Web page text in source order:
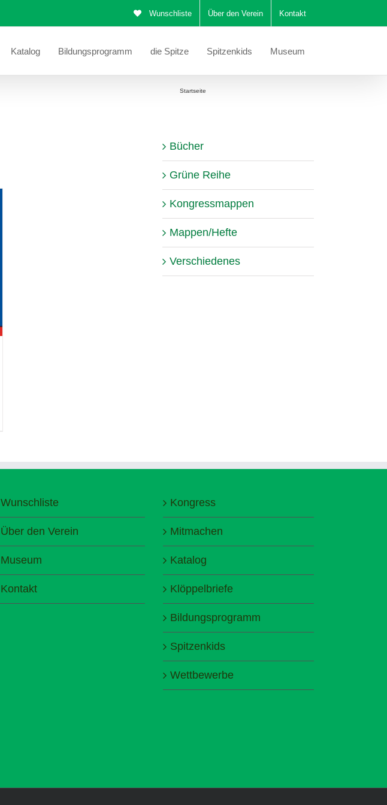
Wunschliste Über den Verein Kontakt
Katalog Bildungsprogramm die Spitze Spitzenkids Museum
Startseite
Bücher
Grüne Reihe
Kongressmappen
Mappen/Hefte
Verschiedenes
Wunschliste
Über den Verein
Museum
Kontakt
Kongress
Mitmachen
Katalog
Klöppelbriefe
Bildungsprogramm
Spitzenkids
Wettbewerbe